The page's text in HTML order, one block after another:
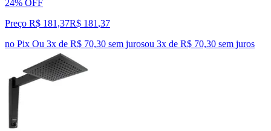
24% OFF
Preço R$ 181,37R$ 181 ,37
no Pix Ou 3x de R$ 70,30 sem jurosou 3x de R$ 70,30 sem juros